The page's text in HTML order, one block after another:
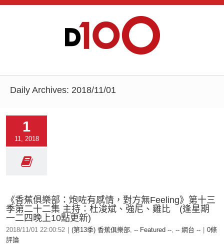
Daily Archives: 2018/11/01
1
11, 2018
《香蕉俱樂部：炮咗有感情，對方無Feeling》第十三
季第二十二集 主持：杜浚斌、強尼、雞比 (逢星期
一二四晚上10點更新)
2018/11/01 22:00:52 (第13季) 香蕉俱樂部, -- Featured --, -- 網台 --
0條
評論